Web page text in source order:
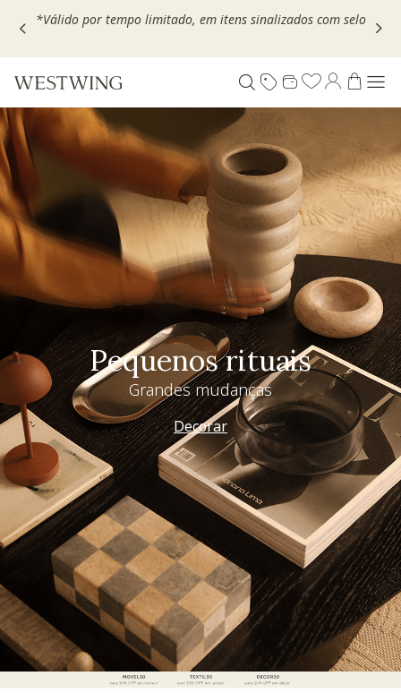
Escolha seu VOUCHER e ganhe até 30% OFF*: useMOVEL30,
Pequenos rituais
Grandes mudanças
Decorar